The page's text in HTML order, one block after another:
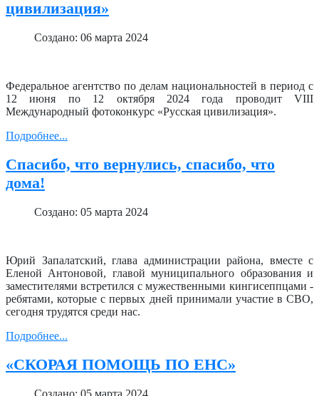
цивилизация»
Создано: 06 марта 2024
Федеральное агентство по делам национальностей в период с
12 июня по 12 октября 2024 года проводит VIII
Международный фотоконкурс «Русская цивилизация».
Подробнее...
Спасибо, что вернулись, спасибо, что
дома!
Создано: 05 марта 2024
Юрий Запалатский, глава администрации района, вместе с
Еленой Антоновой, главой муниципального образования и
заместителями встретился с мужественными кингисеппцами -
ребятами, которые с первых дней принимали участие в СВО,
сегодня трудятся среди нас.
Подробнее...
«СКОРАЯ ПОМОЩЬ ПО ЕНС»
Создано: 05 марта 2024